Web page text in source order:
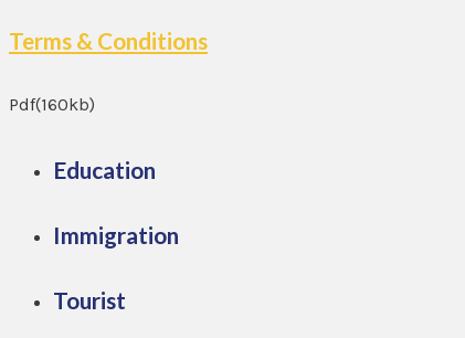
Terms & Conditions
Pdf(160kb)
Education
Immigration
Tourist